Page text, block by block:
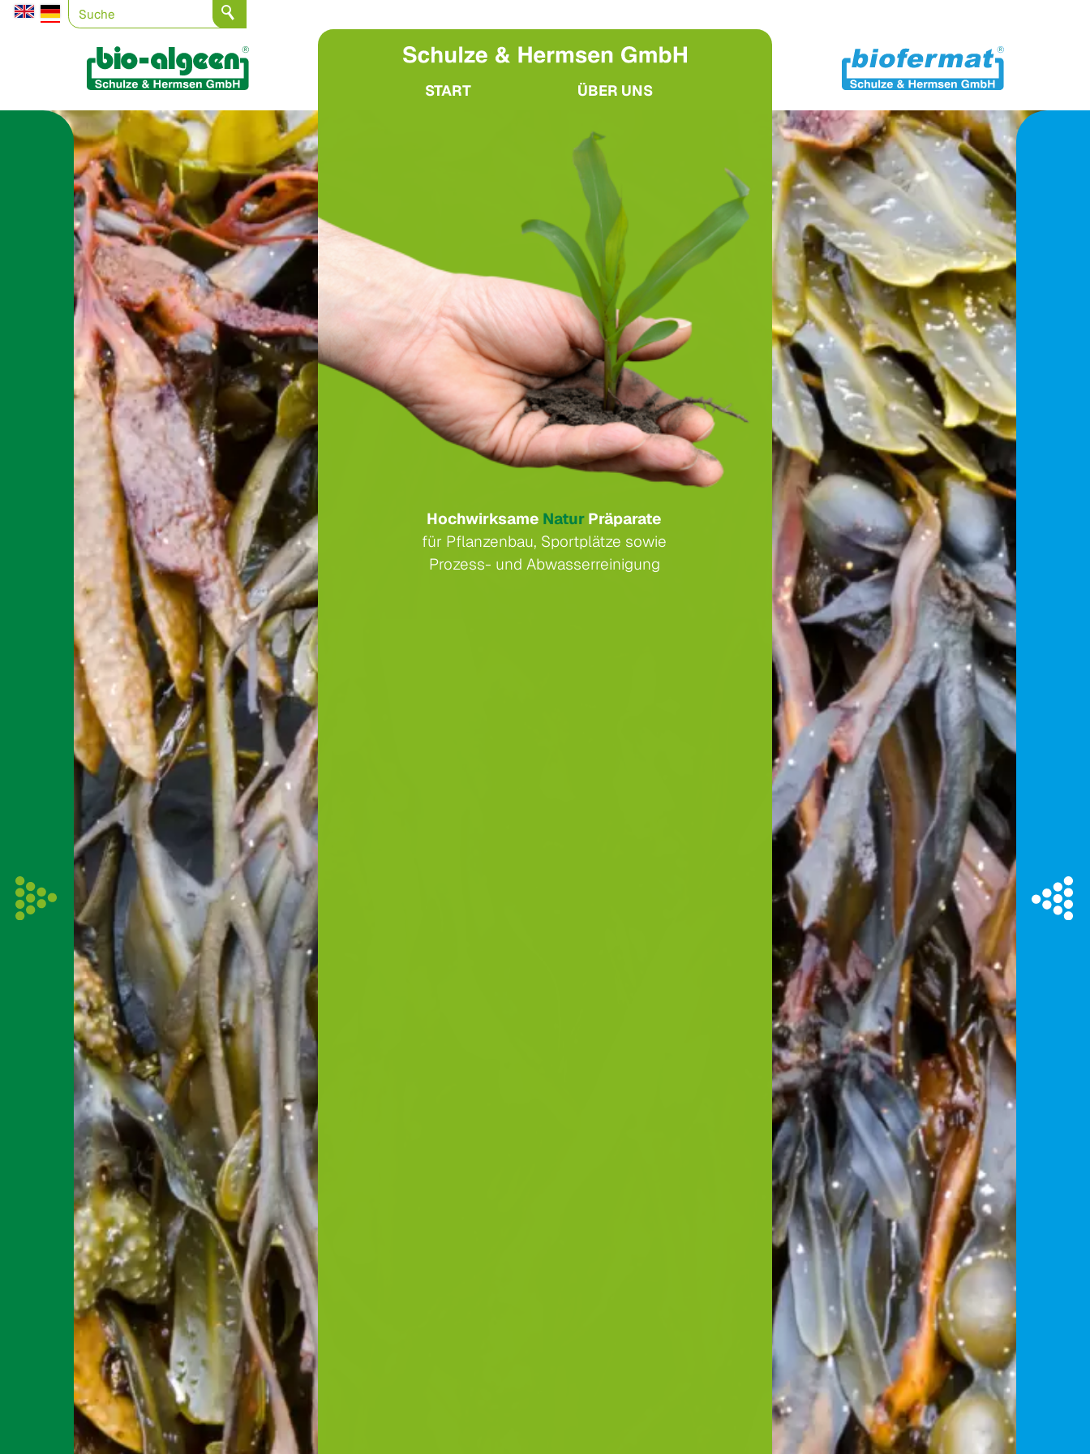
START ÜBER UNS
Hochwirksame Natur Präparate
für Pflanzenbau, Sportplätze sowie
Prozess- und Abwasserreinigung